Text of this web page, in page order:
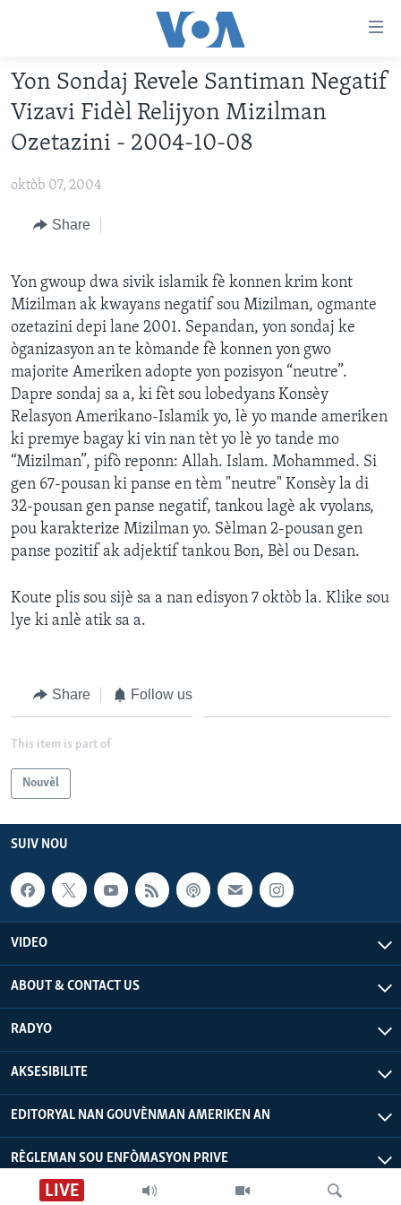
Skip
main
content
to
Navigation
to
Search
ENTÈNASYONAL
VIDEO
Learning English
SUIV NOU
Languages
LIVE
Yon Sondaj Revele Santiman Negatif
Vizavi Fidèl Relijyon Mizilman
Ozetazini - 2004-10-08
oktòb 07, 2004
Share
Yon gwoup dwa sivik islamik fè konnen krim kont
Mizilman ak kwayans negatif sou Mizilman, ogmante
ozetazini depi lane 2001. Sepandan, yon sondaj ke
òganizasyon an te kòmande fè konnen yon gwo
majorite Ameriken adopte yon pozisyon “neutre”.
Dapre sondaj sa a, ki fèt sou lobedyans Konsèy
Relasyon Amerikano-Islamik yo, lè yo mande ameriken
ki premye bagay ki vin nan tèt yo lè yo tande mo
“Mizilman”, pifò reponn: Allah. Islam. Mohammed. Si
gen 67-pousan ki panse en tèm "neutre" Konsèy la di
32-pousan gen panse negatif, tankou lagè ak vyolans,
pou karakterize Mizilman yo. Sèlman 2-pousan gen
panse pozitif ak adjektif tankou Bon, Bèl ou Desan.
Koute plis sou sijè sa a nan edisyon 7 oktòb la. Klike sou
lye ki anlè atik sa a.
Share Follow us
This item is part of
Nouvèl
SUIV NOU
VIDEO
ABOUT & CONTACT US
RADYO
AKSESIBILITE
EDITORYAL NAN GOUVÈNMAN AMERIKEN AN
RÈGLEMAN SOU ENFÒMASYON PRIVE